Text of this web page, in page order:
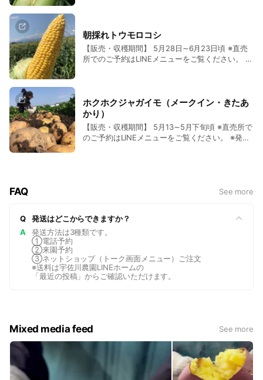
朝採れトウモロコシ
【販売・収穫期間】 5月28日∼6月23日頃 ※直売
所でのご予約はLINEメニューをご覧ください。 ※
ホクホクジャガイモ（メークイン・きたあ
かり）
【販売・収穫期間】 5月13∼5月下旬頃 ※直売所で
のご予約はLINEメニューをご覧ください。 ※発送
FAQ See more
Q
発送はどこからできますか？
A
発送方法は3種類です。
①電話予約
②来園予約
③ネットショップ（トーク画面メニュー）ご注文
※送料は宇佐川農園LINEホームの
「最近の投稿」からご確認いただけます。
Mixed media feed See more